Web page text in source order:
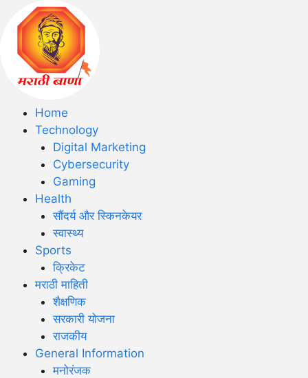
Home
Technology
Digital Marketing
Cybersecurity
Gaming
Health
सौंदर्य और स्किनकेयर
स्वास्थ्य
Sports
क्रिकेट
मराठी माहिती
शैक्षणिक
सरकारी योजना
राजकीय
General Information
मनोरंजक